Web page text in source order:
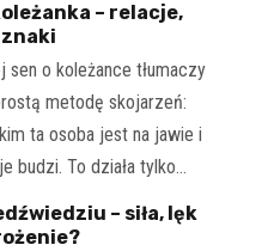
– relacje,
sen o koleżance tłumaczy
metodę skojarzeń:
ta osoba jest na jawie i
budzi. To działa tylko…
– siła, lęk